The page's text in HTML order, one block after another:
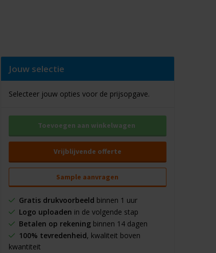
Jouw selectie
Selecteer jouw opties voor de prijsopgave.
Toevoegen aan winkelwagen
Vrijblijvende offerte
Sample aanvragen
Gratis drukvoorbeeld binnen 1 uur
Logo uploaden in de volgende stap
Betalen op rekeningbinnen 14 dagen
100% tevredenheid, kwaliteit boven
kwantiteit